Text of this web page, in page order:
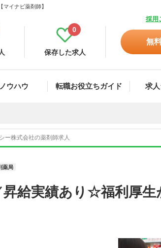
イナビ薬剤師】
採用
保存した求人
0
無
ウハウ 転職お役立ちガイド 求
株式会社の薬剤師求人
薬局
昇給実績あり☆福利厚生